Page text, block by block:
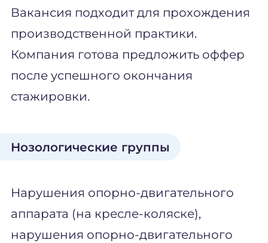
Вакансия подходит для прохождения
производственной практики.
Компания готова предложить оффер
после успешного окончания
стажировки.
Нозологические группы
Нарушения опорно-двигательного
аппарата (на кресле-коляске),
нарушения опорно-двигательного